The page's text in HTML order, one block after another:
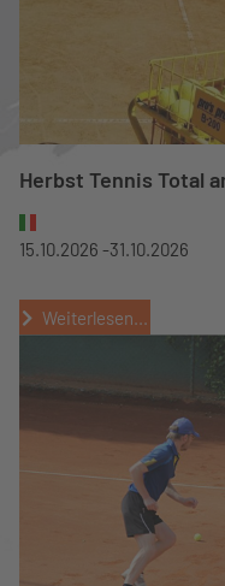
Herbst Tennis Total
15.10.2026 -31.10.2026
Weiterlesen...